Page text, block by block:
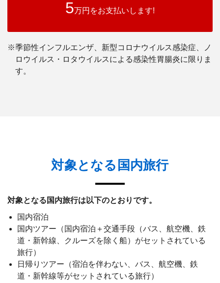
5万円をお支払いします!
※季節性インフルエンザ、新型コロナウイルス感染症、ノ
ロウイルス・ロタウイルスによる感染性胃腸炎に限りま
す。
対象となる国内旅行
対象となる国内旅行は以下のとおりです。
国内宿泊
国内ツアー（国内宿泊＋交通手段（バス、航空機、鉄
道・新幹線、クルーズを除く船）がセットされている
旅行）
日帰りツアー（宿泊を伴わない、バス、航空機、鉄
道・新幹線等がセットされている旅行）